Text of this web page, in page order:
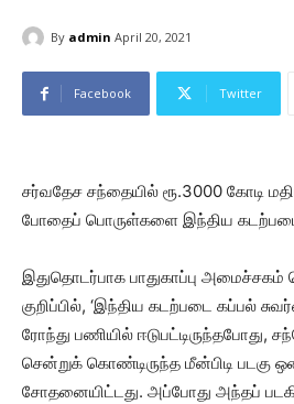
By admin April 20, 2021
Facebook Twitter
சர்வதேச சந்தையில் ரூ.3000 கோடி
போதைப் பொருள்களை இந்திய கடற்படை
இதுதொடர்பாக பாதுகாப்பு அமைச்சகம்
குறிப்பில், ‘இந்திய கடற்படை கப்பல்
ரோந்து பணியில் ஈடுபட்டிருந்தபோது,
சென்றுக் கொண்டிருந்த மீன்பிடி படகு
சோதனையிட்டது. அப்போது அந்தப்